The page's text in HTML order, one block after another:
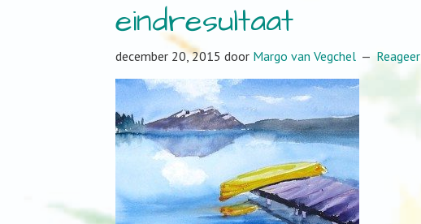
eindresultaat
december 20, 2015 door Margo van Vegchel Reageer